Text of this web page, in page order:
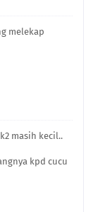
melekap
masih kecil..
kpd cucu